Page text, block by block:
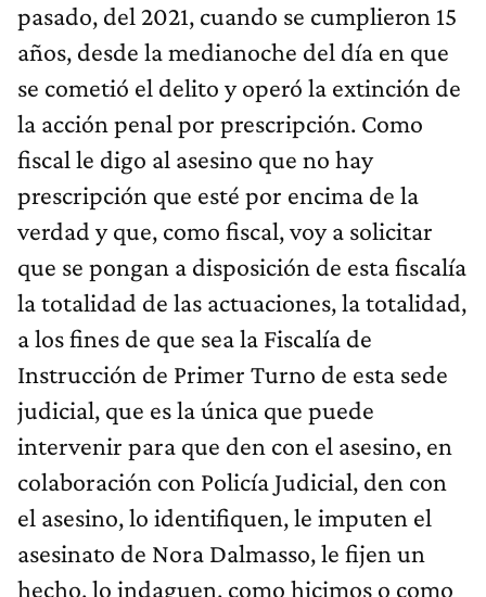
pasado, del 2021, cuando se cumplieron 15
años, desde la medianoche del día en que
se cometió el delito y operó la extinción de
la acción penal por prescripción. Como
fiscal le digo al asesino que no hay
prescripción que esté por encima de la
verdad y que, como fiscal, voy a solicitar
que se pongan a disposición de esta fiscalía
la totalidad de las actuaciones, la totalidad,
a los fines de que sea la Fiscalía de
Instrucción de Primer Turno de esta sede
judicial, que es la única que puede
intervenir para que den con el asesino, en
colaboración con Policía Judicial, den con
el asesino, lo identifiquen, le imputen el
asesinato de Nora Dalmasso, le fijen un
hecho, lo indaguen, como hicimos o como